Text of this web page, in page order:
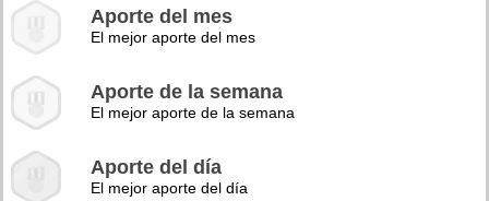
Aporte del mes
El mejor aporte del mes
Aporte de la semana
El mejor aporte de la semana
Aporte del día
El mejor aporte del día